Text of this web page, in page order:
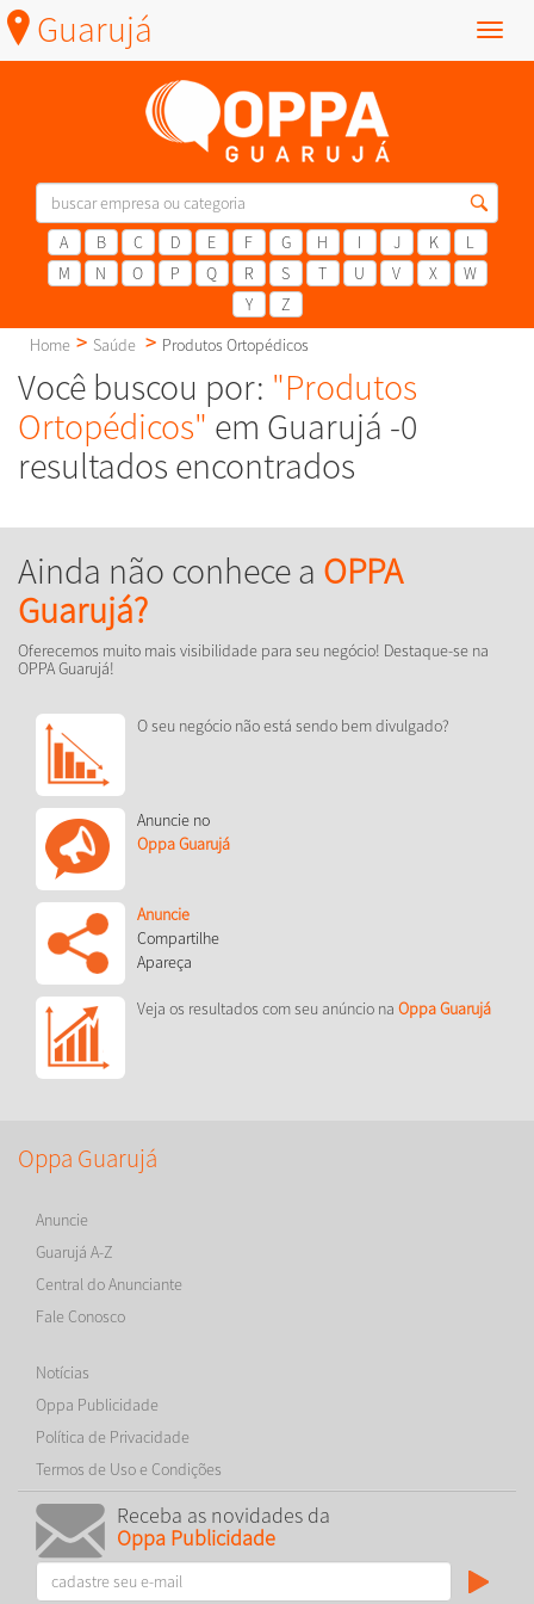
Menu
Guarujá
A B C D E F G H I J K
L
M
N O P Q R S T U V X
W
Y
Z
Home
Saúde Produtos Ortopédicos
Você buscou por: "Produtos
Ortopédicos" em Guarujá -0
resultados encontrados
Ainda não conhece a OPPA
Guarujá?
Oferecemos muito mais visibilidade para seu negócio! Destaque-se na
OPPA Guarujá!
O seu negócio não está sendo bem divulgado?
Anuncie no
Oppa Guarujá
Anuncie
Compartilhe
Apareça
Veja os resultados com seu anúncio na Oppa Guarujá
Oppa Guarujá
Anuncie
Guarujá A-Z
Central do Anunciante
Fale Conosco
Notícias
Oppa Publicidade
Política de Privacidade
Termos de Uso e Condições
Receba as novidades da
Oppa Publicidade